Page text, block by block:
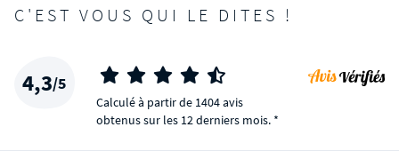
C'EST VOUS QUI LE DITES !
4,3/5
Calculé à partir de 1404 avis
obtenus sur les 12 derniers mois. *